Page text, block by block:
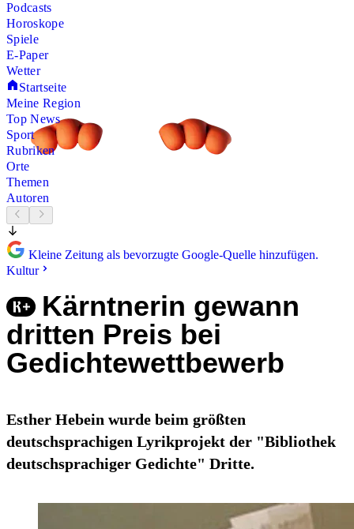
Podcasts
Horoskope
Spiele
E-Paper
Wetter
Startseite
Meine Region
Top News
Sport
Rubriken
Orte
Themen
Autoren
Kleine Zeitung als bevorzugte Google-Quelle hinzufügen.
Kultur
Kärntnerin gewann
dritten Preis bei
Gedichtewettbewerb
Esther Hebein wurde beim größten
deutschsprachigen Lyrikprojekt der "Bibliothek
deutschsprachiger Gedichte" Dritte.